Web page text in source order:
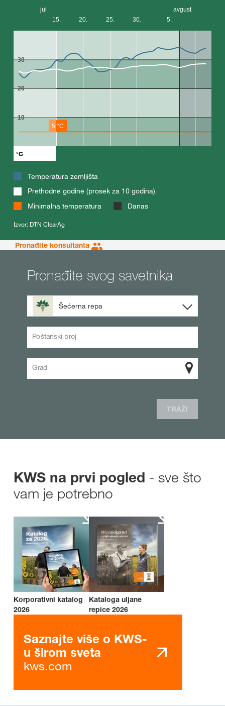
15. 20. 25. 30. 5.
jul avgust
10
20
30
5 °C
°C
Temperatura zemljišta
Prethodne godine (prosek za 10 godina)
Minimalna temperatura
Danas
Izvor: DTN ClearAg
Pronađite konsultanta
Pronađite svog savetnika
Šećerna repa
Poštanski broj
Grad
TRAŽI
KWS na prvi pogled - sve što
vam je potrebno
Korporativni katalog
2026
Kataloga uljane
repice 2026
Saznajte više o KWS-
u širom sveta
kws.com